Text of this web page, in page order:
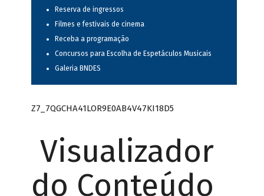
Reserva de ingressos
Filmes e festivais de cinema
Receba a programação
Concursos para Escolha de Espetáculos Musicais
Galeria BNDES
Z7_7QGCHA41LOR9E0AB4V47KI18D5
Visualizador
do Conteúdo